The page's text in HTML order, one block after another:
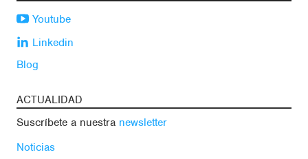
Youtube
Linkedin
Blog
ACTUALIDAD
Suscríbete a nuestra newsletter
Noticias